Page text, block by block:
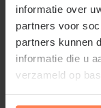
informatie over
partners voor
partners kunnen
informatie die u
verzameld op
30 à 50 cm
rond de voet
zich spoedig
Buddleja
kan gaan bloeien.